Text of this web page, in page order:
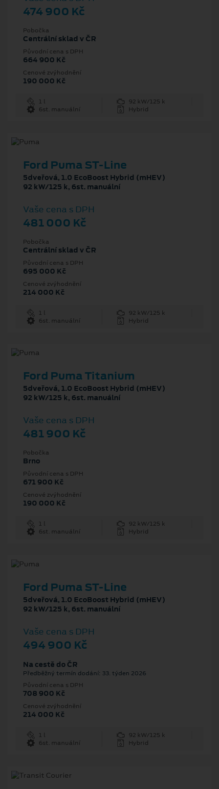
474 900 Kč
Pobočka
Centrální sklad v ČR
Původní cena s DPH
664 900 Kč
Cenové zvýhodnění
190 000 Kč
1 l
92 kW/125 k
6st. manuální
Hybrid
Ford Puma ST-Line
5dveřová, 1.0 EcoBoost Hybrid (mHEV)
92 kW/125 k, 6st. manuální
Vaše cena s DPH
481 000 Kč
Pobočka
Centrální sklad v ČR
Původní cena s DPH
695 000 Kč
Cenové zvýhodnění
214 000 Kč
1 l
92 kW/125 k
6st. manuální
Hybrid
Ford Puma Titanium
5dveřová, 1.0 EcoBoost Hybrid (mHEV)
92 kW/125 k, 6st. manuální
Vaše cena s DPH
481 900 Kč
Pobočka
Brno
Původní cena s DPH
671 900 Kč
Cenové zvýhodnění
190 000 Kč
1 l
92 kW/125 k
6st. manuální
Hybrid
Ford Puma ST-Line
5dveřová, 1.0 EcoBoost Hybrid (mHEV)
92 kW/125 k, 6st. manuální
Vaše cena s DPH
494 900 Kč
Na cestě do ČR
Předběžný termín dodání: 33. týden 2026
Původní cena s DPH
708 900 Kč
Cenové zvýhodnění
214 000 Kč
1 l
92 kW/125 k
6st. manuální
Hybrid